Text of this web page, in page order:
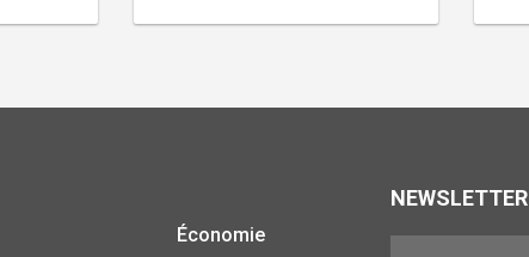
Économie
NEWSLETTER